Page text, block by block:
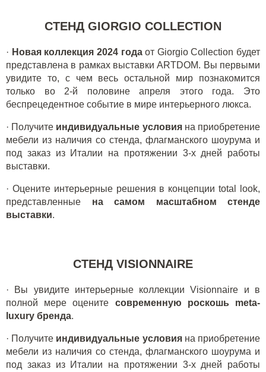
СТЕНД GIORGIO COLLECTION
· Новая коллекция 2024 годаот Giorgio Collection будет
представлена в рамках выставки ARTDOM. Вы первыми
увидите то, с чем весь остальной мир познакомится
только во 2-й половине апреля этого года. Это
беспрецедентное событие в мире интерьерного люкса.
· Получите индивидуальные условияна приобретение
мебели из наличия со стенда, флагманского шоурума и
под заказ из Италии на протяжении 3-х дней работы
выставки.
· Оцените интерьерные решения в концепции total look,
представленные на самом масштабном стенде
выставки.
СТЕНД VISIONNAIRE
· Вы увидите интерьерные коллекции Visionnaire и в
полной мере оцените современную роскошь meta-
luxury бренда.
· Получите индивидуальные условияна приобретение
мебели из наличия со стенда, флагманского шоурума и
под заказ из Италии на протяжении 3-х дней работы